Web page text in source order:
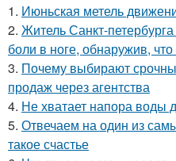
1. Июньская метель
2. Житель Санкт-
боли в ноге, обнаружив, что
3. Почему выбирают
продаж через агентства
4. Не хватает напора воды
5. Отвечаем на один из
такое счастье